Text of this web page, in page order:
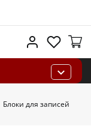
Личный
Блоки для записей